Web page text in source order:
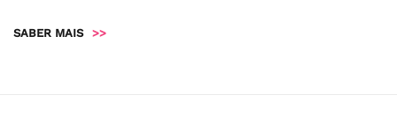
SABER MAIS >>